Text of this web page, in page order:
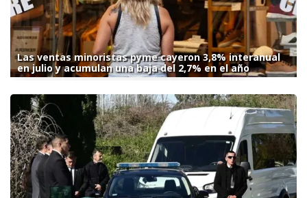
Las ventas minoristas pyme cayeron 3,8% interanual
en julio y acumulan una baja del 2,7% en el año